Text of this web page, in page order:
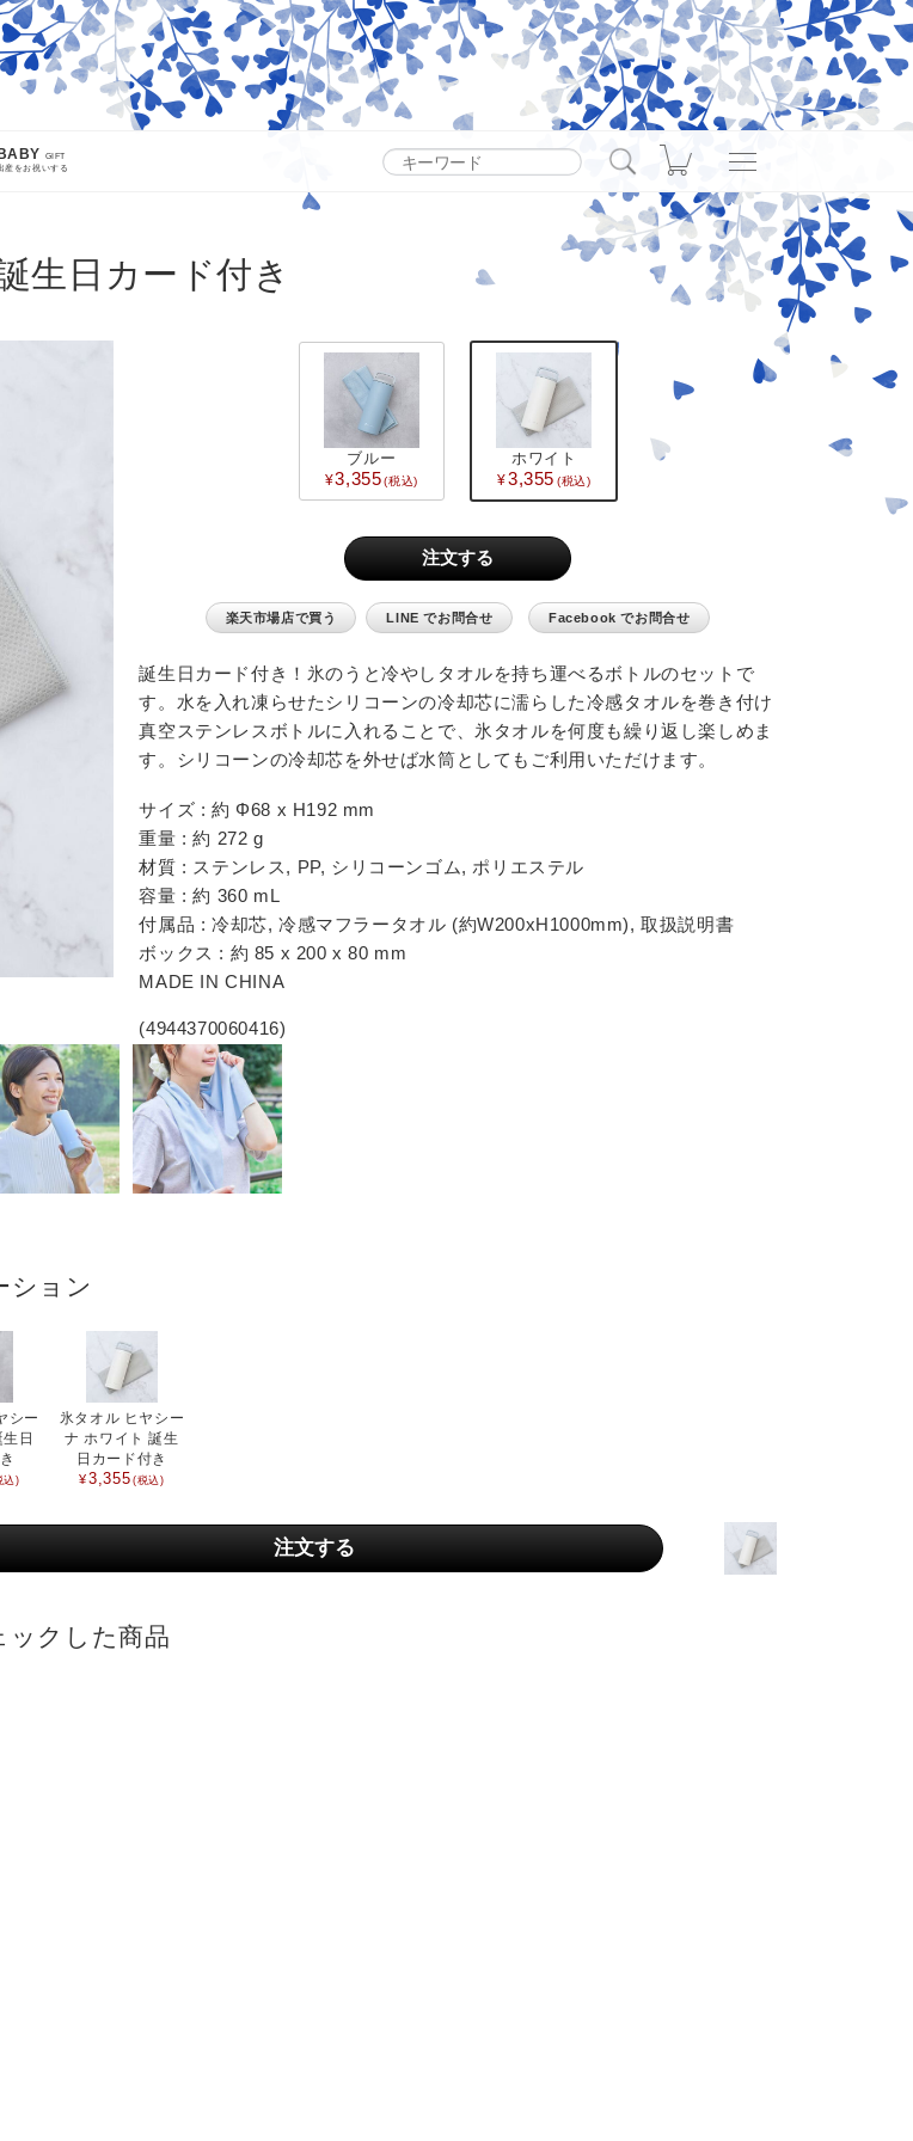
カート
BABY GIFT
産をお祝いする
震による配送遅延について
熊本地震により被災された皆様に、心よりお見舞い申し上げます。現在、地震の影響により九州方面への配送に遅延
おります。ご指定日時にお届けできない場合がございますので、配送状況は各配送業者のホームページをご確認くださ
チン用品
品
貨
ション雑貨
サリー雑貨
トドア
生日カード付き
ブルー
3,355
ホワイト
3,355
楽天市場店で買う LINE でお問合せ Facebook でお問合せ
誕生日カード付き！氷のうと冷やしタオルを持ち運べるボトルのセットで
す。水を入れ凍らせたシリコーンの冷却芯に濡らした冷感タオルを巻き付け
真空ステンレスボトルに入れることで、氷タオルを何度も繰り返し楽しめま
す。シリコーンの冷却芯を外せば水筒としてもご利用いただけます。
サイズ : 約 Φ68 x H192 mm
重量 : 約 272 g
材質 : ステンレス, PP, シリコーンゴム, ポリエステル
容量 : 約 360 mL
付属品 : 冷却芯, 冷感マフラータオル (約W200xH1000mm), 取扱説明書
ボックス : 約 85 x 200 x 80 mm
MADE IN CHINA
(4944370060416)
ション
シー
日
氷タオル ヒヤシー
ナ ホワイト 誕生
日カード付き
3,355
ックした商品